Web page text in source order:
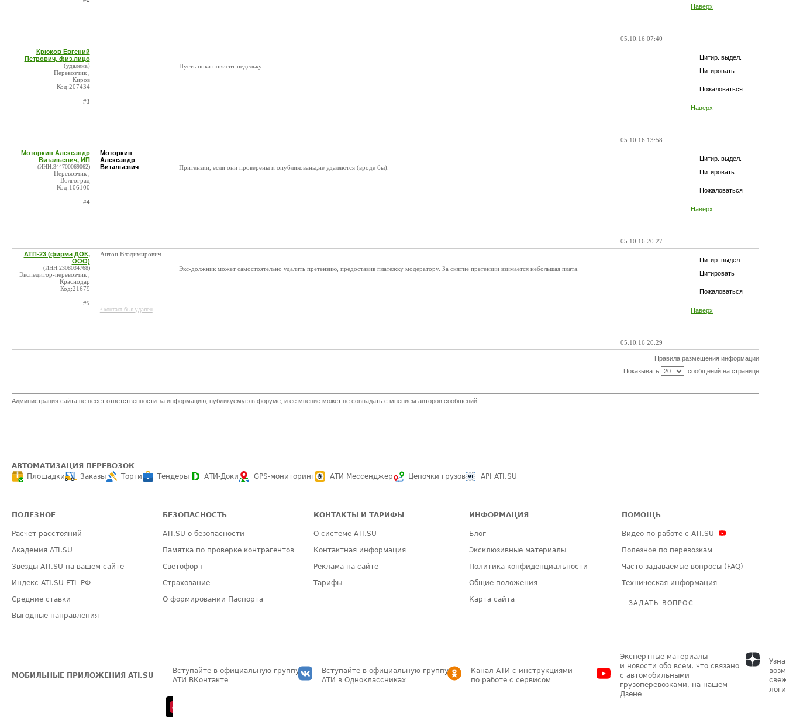
Наверх
05.10.16 07:40
Цитир. выдел.
Цитировать
Пожаловаться
Наверх
Крюков Евгений
Петрович, физ.лицо
(удалена)
Перевозчик ,
Киров
Код:207434
#3
Пусть пока повисит недельку.
05.10.16 13:58
Цитир. выдел.
Цитировать
Пожаловаться
Наверх
Моторкин Александр
Витальевич, ИП
(ИНН:344700069062)
Перевозчик ,
Волгоград
Код:106100
#4
Моторкин
Александр
Витальевич
Притензии, если они проверены и опубликованы,не удаляются (вроде бы).
05.10.16 20:27
Цитир. выдел.
Цитировать
Пожаловаться
Наверх
АТП-23 (фирма ДОК,
ООО)
(ИНН:2308034768)
Экспедитор-перевозчик ,
Краснодар
Код:21679
#5
Антон Владимирович
* контакт был удален
Экс-должник может самостоятельно удалить претензию, предоставив платёжку модератору. За снятие претензии взимается небольшая плата.
05.10.16 20:29
Правила размещения информации
Показывать
сообщений на странице
Администрация сайта не несет ответственности за информацию, публикуемую в форуме, и ее мнение может не совпадать с мнением авторов сообщений.
АВТОМАТИЗАЦИЯ ПЕРЕВОЗОК
Площадки
Заказы Торги Тендеры АТИ-Доки GPS-мониторинг АТИ Мессенджер Цепочки грузов API ATI.SU
ПОЛЕЗНОЕ
Расчет расстояний
Академия ATI.SU
Звезды ATI.SU на вашем сайте
Индекс ATI.SU FTL РФ
Средние ставки
Выгодные направления
БЕЗОПАСНОСТЬ
ATI.SU о безопасности
Памятка по проверке контрагентов
Светофор+
Страхование
О формировании Паспорта
КОНТАКТЫ И ТАРИФЫ
О системе ATI.SU
Контактная информация
Реклама на сайте
Тарифы
ИНФОРМАЦИЯ
Блог
Эксклюзивные материалы
Политика конфиденциальности
Общие положения
Карта сайта
ПОМОЩЬ
Видео по работе с ATI.SU
Полезное по перевозкам
Часто задаваемые вопросы (FAQ)
Техническая информация
ЗАДАТЬ ВОПРОС
МОБИЛЬНЫЕ ПРИЛОЖЕНИЯ ATI.SU
Вступайте в официальную группу
АТИ ВКонтакте
Вступайте в официальную группу
АТИ в Одноклассниках
Канал АТИ с инструкциями
по работе с сервисом
Экспертные материалы
и новости обо всем, что связано
с автомобильными
грузоперевозками, на нашем
Дзене